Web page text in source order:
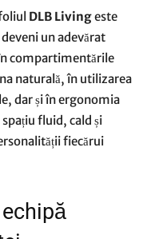
DLB Livingeste
un adevărat
compartimentările
naturală, în utilizarea
dar și în ergonomia
fluid, cald și
fiecărui